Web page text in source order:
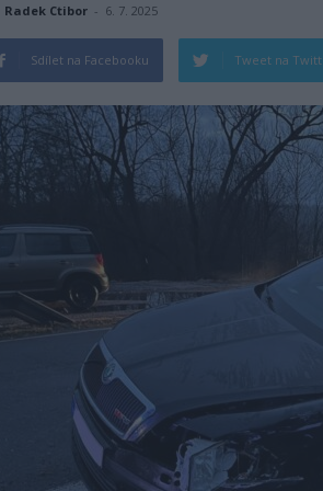
Radek Ctibor - 6. 7. 2025
Sdílet na Facebooku Tweet na